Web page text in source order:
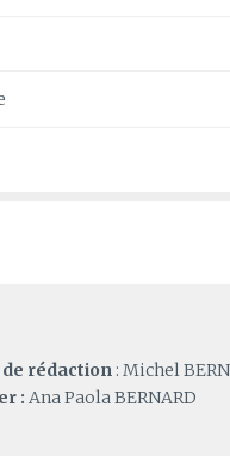
rédaction : Michel
: Ana Paola BERNARD